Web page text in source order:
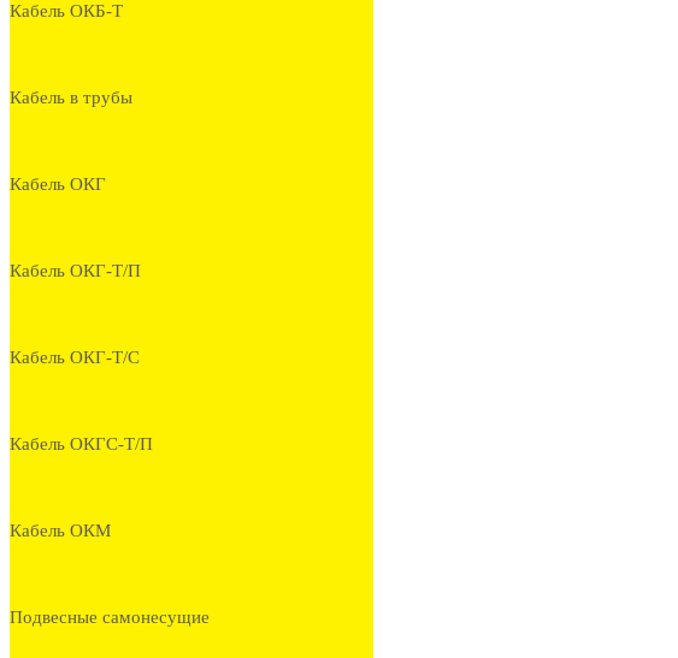
Кабель ОКБ-Т
Кабель в трубы
Кабель ОКГ
Кабель ОКГ-Т/П
Кабель ОКГ-Т/С
Кабель ОКГС-Т/П
Кабель ОКМ
Подвесные самонесущие